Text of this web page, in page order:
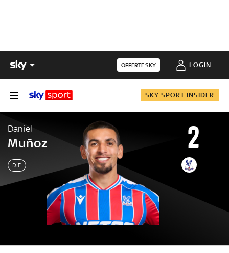
OFFERTE SKY LOGIN
SKY SPORT INSIDER
Daniel
Muñoz
DIF
2
Daniel Muñoz